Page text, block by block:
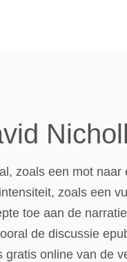
zoals een mot
zoals een
toe aan de
de discussie
online van de